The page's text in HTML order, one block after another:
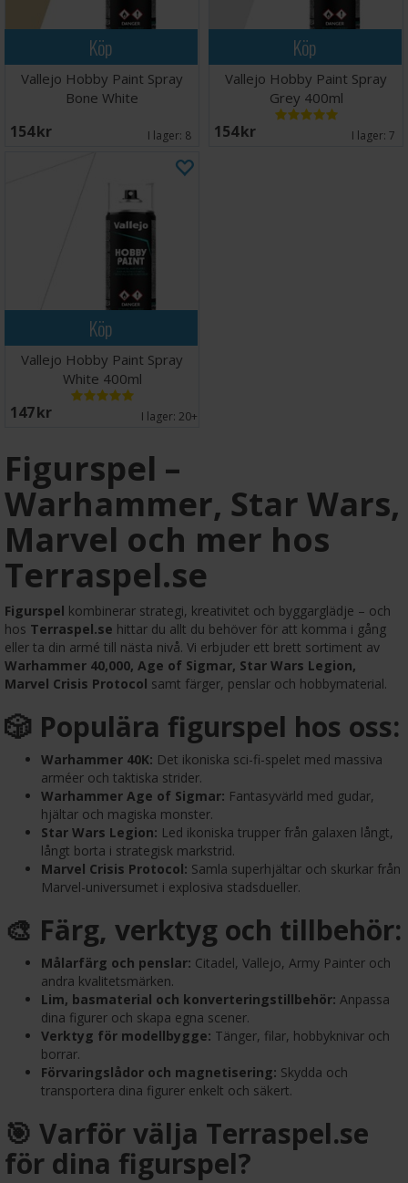
Köp
Vallejo Hobby Paint Spray
Bone White
154 SEK I lager: 8
Köp
Vallejo Hobby Paint Spray
Grey 400ml
154 SEK I lager: 7
Köp
Vallejo Hobby Paint Spray
White 400ml
147 SEK I lager: 20+
Figurspel –
Warhammer, Star Wars,
Marvel och mer hos
Terraspel.se
Figurspel kombinerar strategi, kreativitet och byggarglädje – och
hos Terraspel.se hittar du allt du behöver för att komma i gång
eller ta din armé till nästa nivå. Vi erbjuder ett brett sortiment av
Warhammer 40,000, Age of Sigmar, Star Wars Legion,
Marvel Crisis Protocol samt färger, penslar och hobbymaterial.
🎲 Populära figurspel hos oss:
Warhammer 40K: Det ikoniska sci-fi-spelet med massiva
arméer och taktiska strider.
Warhammer Age of Sigmar: Fantasyvärld med gudar,
hjältar och magiska monster.
Star Wars Legion: Led ikoniska trupper från galaxen långt,
långt borta i strategisk markstrid.
Marvel Crisis Protocol: Samla superhjältar och skurkar från
Marvel-universumet i explosiva stadsdueller.
🎨 Färg, verktyg och tillbehör:
Målarfärg och penslar: Citadel, Vallejo, Army Painter och
andra kvalitetsmärken.
Lim, basmaterial och konverteringstillbehör: Anpassa
dina figurer och skapa egna scener.
Verktyg för modellbygge: Tänger, filar, hobbyknivar och
borrar.
Förvaringslådor och magnetisering: Skydda och
transportera dina figurer enkelt och säkert.
🎯 Varför välja Terraspel.se
för dina figurspel?